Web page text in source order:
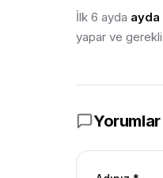
İlk 6 ayda ayda
yapar ve
Yorumlar